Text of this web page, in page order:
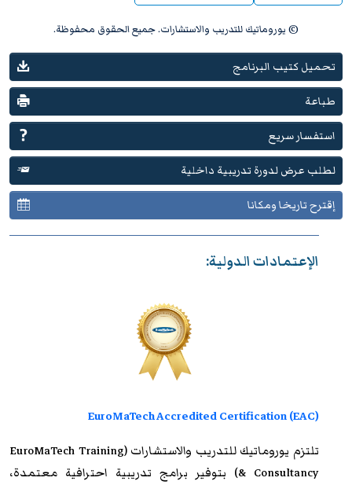
© يوروماتيك للتدريب والاستشارات. جميع الحقوق محفوظة.
تحميل كتيب البرنامج
طباعة
استفسار سريع
لطلب عرض لدورة تدريبية داخلية
إقترح تاريخا ومكانا
الإعتمادات الدولية:
EuroMaTech Accredited Certification (EAC)
تلتزم يوروماتيك للتدريب
والاستشارات (EuroMaTech Training
& Consultancy) بتوفير برامج تدريبية احترافية معتمدة،